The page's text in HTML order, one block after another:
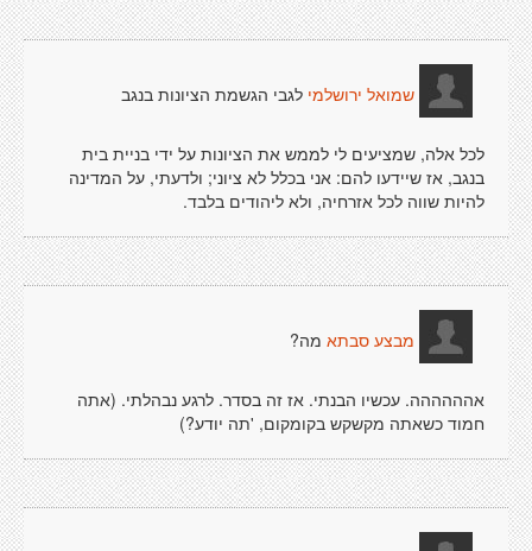
שמואל ירושלמי לגבי הגשמת הציונות בנגב
לכל אלה, שמציעים לי לממש את הציונות על ידי בניית בית
בנגב, אז שיידעו להם: אני בכלל לא ציוני; ולדעתי, על המדינה
להיות שווה לכל אזרחיה, ולא ליהודים בלבד.
מבצע סבתא מה?
אהההההה. עכשיו הבנתי. אז זה בסדר. לרגע נבהלתי. (אתה
חמוד כשאתה מקשקש בקומקום, 'תה יודע?)